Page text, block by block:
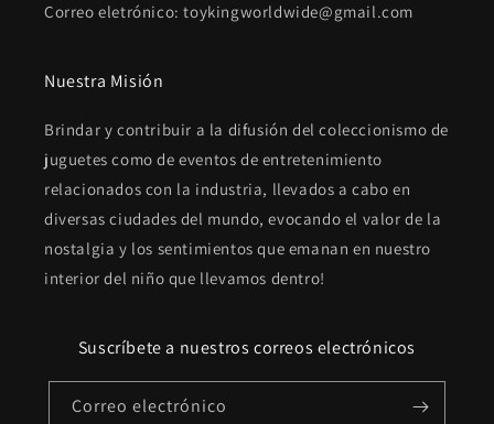
Correo eletrónico: toykingworldwide@gmail.com
Nuestra Misión
Brindar y contribuir a la difusión del coleccionismo de
juguetes como de eventos de entretenimiento
relacionados con la industria, llevados a cabo en
diversas ciudades del mundo, evocando el valor de la
nostalgia y los sentimientos que emanan en nuestro
interior del niño que llevamos dentro!
Suscríbete a nuestros correos electrónicos
Correo electrónico